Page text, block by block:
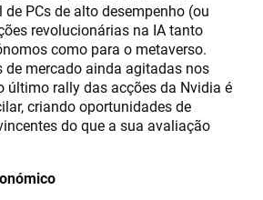
PCs de alto desempenho (ou
revolucionárias na IA tanto
como para o metaverso.
de mercado ainda agitadas nos
último rally das acções da Nvidia é
criando oportunidades de
do que a sua avaliação